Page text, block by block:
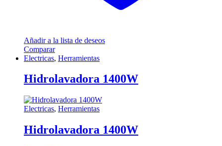
Añadir a la lista de deseos
Comparar
Electricas, Herramientas
Hidrolavadora 1400W
Electricas, Herramientas
Hidrolavadora 1400W